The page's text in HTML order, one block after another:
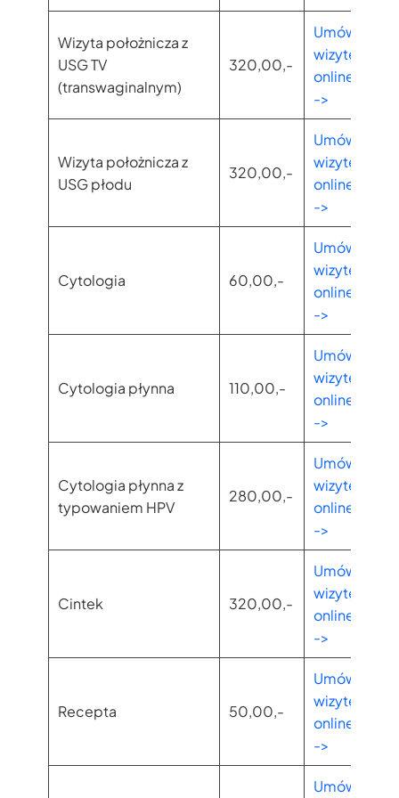
Wizyta położnicza z
USG TV
(transwaginalnym)
320,00,-
Umów
wizytę
online
->
Wizyta położnicza z
USG płodu
320,00,-
Umów
wizytę
online
->
Cytologia 60,00,-
Umów
wizytę
online
->
Cytologia płynna 110,00,-
Umów
wizytę
online
->
Cytologia płynna z
typowaniem HPV
280,00,-
Umów
wizytę
online
->
Cintek 320,00,-
Umów
wizytę
online
->
Recepta 50,00,-
Umów
wizytę
online
->
Umów